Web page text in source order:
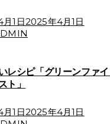
1日2025年4月1日
レシピ「グリーンファ
ト」
1日2025年4月1日